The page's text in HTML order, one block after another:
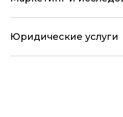
Юридические услуги